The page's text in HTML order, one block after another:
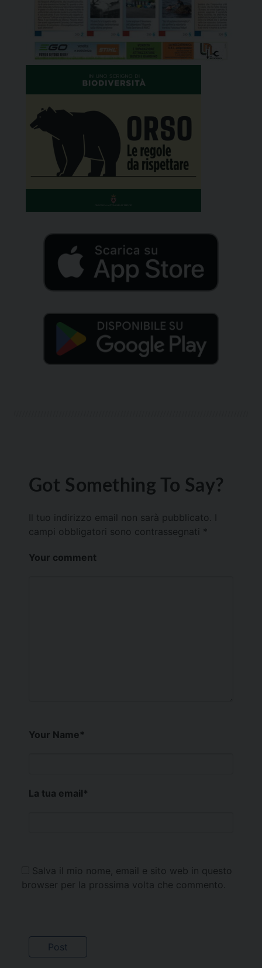
Got Something To Say?
Il tuo indirizzo email non sarà pubblicato.
campi obbligatori sono contrassegnati *
Your comment
Your Name*
La tua email*
Salva il mio nome, email e sito web in questo
browser per la prossima volta che commento.